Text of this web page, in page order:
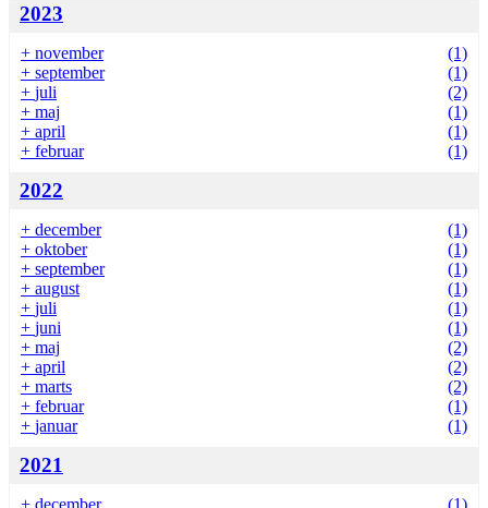
2023
+ november
(1)
+ september
(1)
+ juli
(2)
+ maj
(1)
+ april
(1)
+ februar (1)
2022
+ december
(1)
+ oktober
(1)
+ september
(1)
+ august
(1)
+ juli
(1)
+ juni
(1)
+ maj
(2)
+ april
(2)
+ marts
(2)
+ februar
(1)
+ januar (1)
2021
+ december
(1)